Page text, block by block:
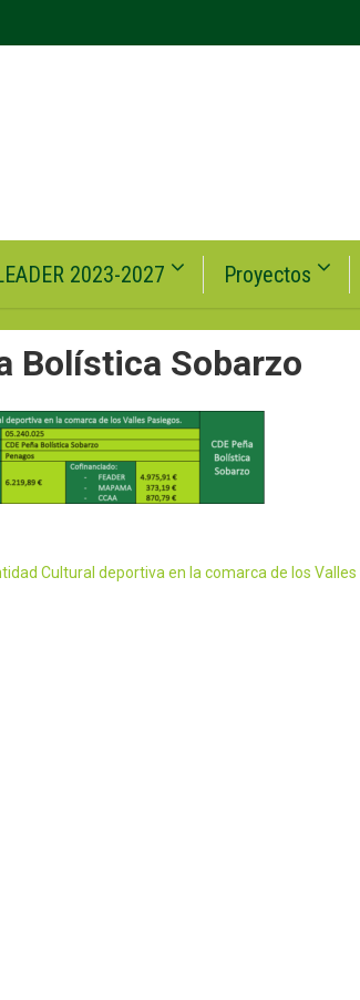
2023-2027 Proyectos
Bolística Sobarzo
Cultural deportiva en la comarca de los Valles